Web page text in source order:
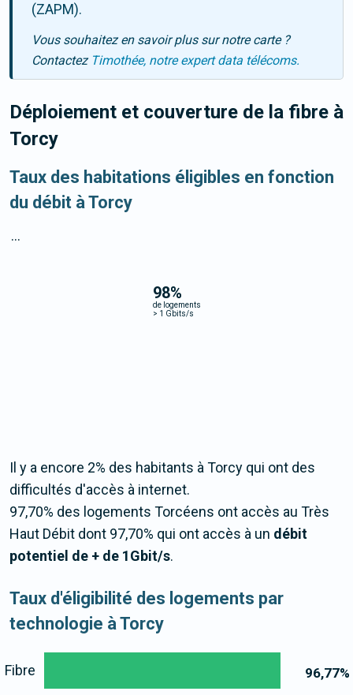
(ZAPM).
Vous souhaitez en savoir plus sur notre carte ?
Contactez Timothée, notre expert data télécoms.
Déploiement et couverture de la fibre à
Torcy
Taux des habitations éligibles en fonction
du débit à Torcy
98%
de logements
> 1 Gbits/s
...
Il y a encore 2% des habitants à Torcy qui ont des
difficultés d'accès à internet.
97,70% des logements Torcéens ont accès au Très
Haut Débit dont 97,70% qui ont accès à un débit
potentiel de + de 1Gbit/s.
Taux d'éligibilité des logements par
technologie à Torcy
96,77%
Fibre